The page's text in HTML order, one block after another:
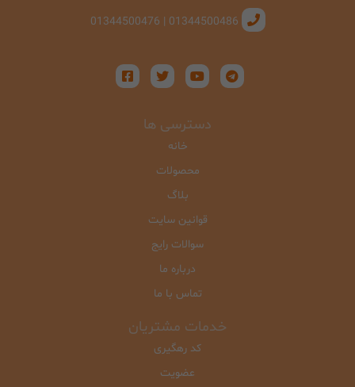
01344500486 | 01344500476
دسترسی ها
خانه
محصولات
بلاگ
قوانین سایت
سوالات رایج
درباره ما
تماس با ما
خدمات مشتریان
کد رهگیری
عضویت